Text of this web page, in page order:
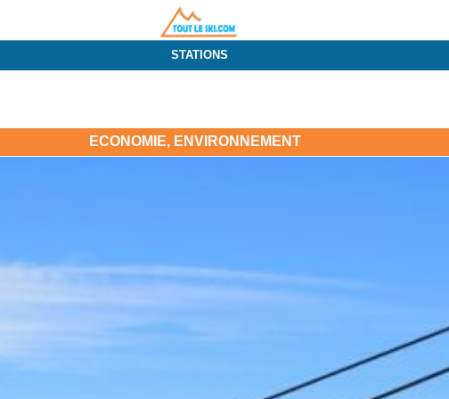
STATIONS
ECONOMIE, ENVIRONNEMENT